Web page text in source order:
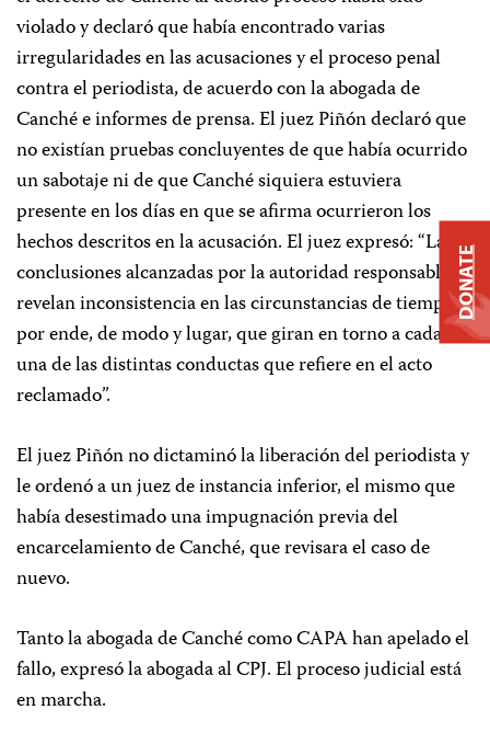
violado y declaró que había encontrado varias
irregularidades en las acusaciones y el proceso penal
contra el periodista, de acuerdo con la abogada de
Canché e informes de prensa. El juez Piñón declaró que
no existían pruebas concluyentes de que había ocurrido
un sabotaje ni de que Canché siquiera estuviera
presente en los días en que se afirma ocurrieron los
hechos descritos en la acusación. El juez expresó: “Las
conclusiones alcanzadas por la autoridad responsable
revelan inconsistencia en las circunstancias de tiempo y,
por ende, de modo y lugar, que giran en torno a cada
una de las distintas conductas que refiere en el acto
reclamado”.
El juez Piñón no dictaminó la liberación del periodista y
le ordenó a un juez de instancia inferior, el mismo que
había desestimado una impugnación previa del
encarcelamiento de Canché, que revisara el caso de
nuevo.
Tanto la abogada de Canché como CAPA han apelado el
fallo, expresó la abogada al CPJ. El proceso judicial está
en marcha.
DONATE